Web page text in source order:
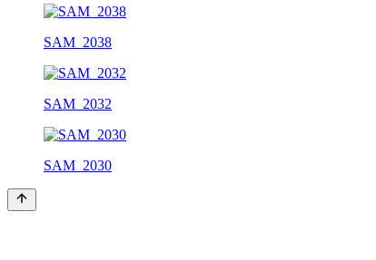
SAM_2038
SAM_2032
SAM_2030